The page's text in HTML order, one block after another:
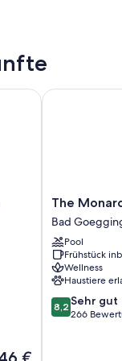
- Adults Only
The
Monarch
Hotel
Bad
Goegging,
Neustadt
an
der
Donau
The
Bad
Pool
Frühstück
Wellness
Haustiere
8.2
von
8,2 Sehr gut
266
The Monarch